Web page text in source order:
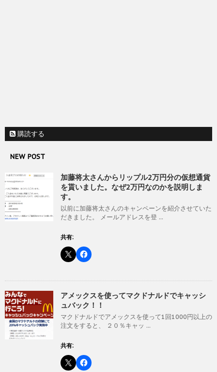
購読する
NEW POST
加藤将太さんからリップル2万円分の仮想通貨
を貰いました。なぜ2万円なのかを説明しま
す。
以前に加藤将太さんのキャンペーンを紹介させていた
だきました。 メールアドレスを登 ...
共有:
アメックスを使ってマクドナルドでキャッシ
ュバック！！
マクドナルドでアメックスを使って1回1000円以上の
注文をすると、 ２０％キャッ ...
共有: